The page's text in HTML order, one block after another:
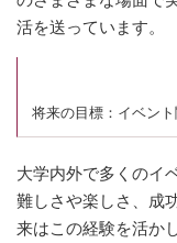
活を送っています。
将来の目標：イベン
大学内外で多くのイ
難しさや楽しさ、成
来はこの経験を活か